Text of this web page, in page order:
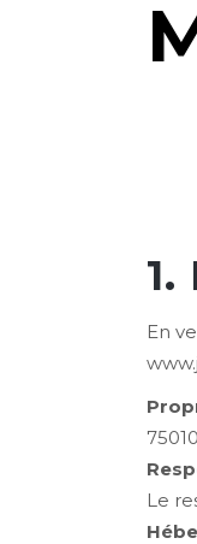
En
Le